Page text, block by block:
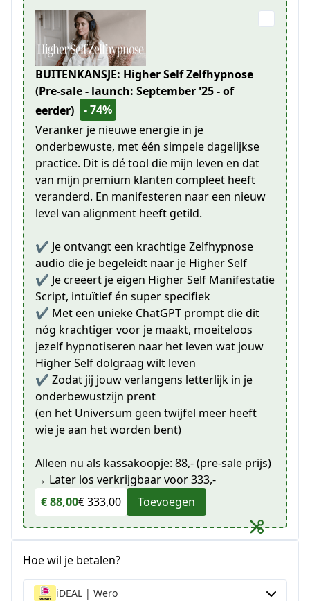
BUITENKANSJE: Higher Self Zelfhypnose
(Pre-sale - launch: September '25 - of
eerder)
- 74%
Veranker je nieuwe energie in je
onderbewuste, met één simpele dagelijkse
practice. Dit is dé tool die mijn leven en dat
van mijn premium klanten compleet heeft
veranderd. En manifesteren naar een nieuw
level van alignment heeft getild.
✔️ Je ontvangt een krachtige Zelfhypnose
audio die je begeleidt naar je Higher Self
✔️ Je creëert je eigen Higher Self Manifestatie
Script, intuïtief én super specifiek
✔️ Met een unieke ChatGPT prompt die dit
nóg krachtiger voor je maakt, moeiteloos
jezelf hypnotiseren naar het leven wat jouw
Higher Self dolgraag wilt leven
✔️ Zodat jij jouw verlangens letterlijk in je
onderbewustzijn prent
(en het Universum geen twijfel meer heeft
wie je aan het worden bent)
Alleen nu als kassakoopje: 88,- (pre-sale prijs)
→ Later los verkrijgbaar voor 333,-
€ 88,00€ 333,00 Toevoegen
Hoe wil je betalen?
iDEAL | Wero